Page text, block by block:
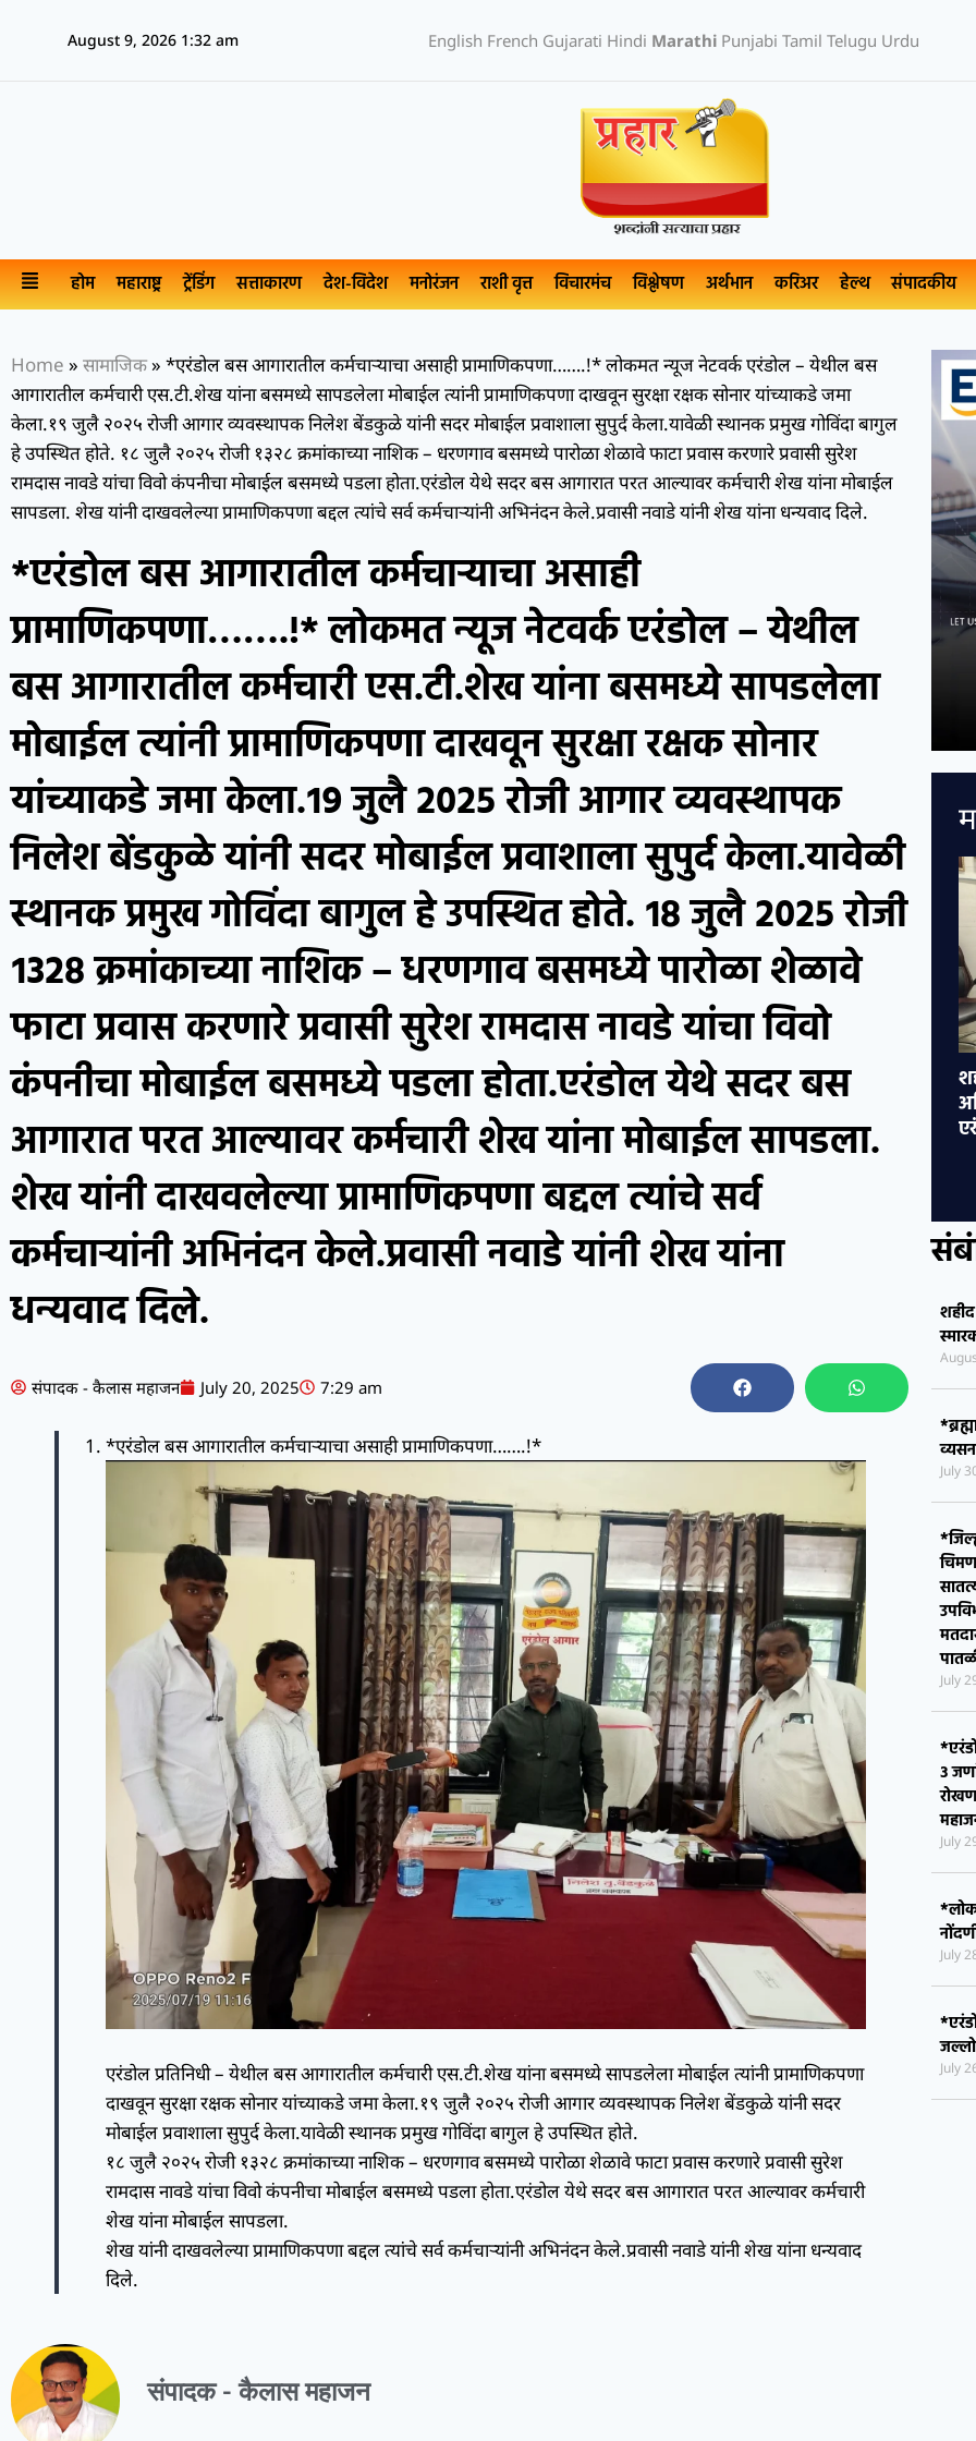
August 9, 2026 1:32 am English French Gujarati Hindi Marathi Punjabi Tamil Telugu Urdu
होम महाराष्ट्र ट्रेंडिंग सत्ताकारण देश-विदेश मनोरंजन राशी वृत्त विचारमंच विश्लेषण अर्थभान करिअर हेल्थ संपादकीय
Home » सामाजिक» *एरंडोल बस आगारातील कर्मचाऱ्याचा असाही प्रामाणिकपणा…….!* लोकमत न्यूज नेटवर्क एरंडोल – येथील बस
आगारातील कर्मचारी एस.टी.शेख यांना बसमध्ये सापडलेला मोबाईल त्यांनी प्रामाणिकपणा दाखवून सुरक्षा रक्षक सोनार यांच्याकडे जमा
केला.१९ जुलै २०२५ रोजी आगार व्यवस्थापक निलेश बेंडकुळे यांनी सदर मोबाईल प्रवाशाला सुपुर्द केला.यावेळी स्थानक प्रमुख गोविंदा बागुल
हे उपस्थित होते. १८ जुलै २०२५ रोजी १३२८ क्रमांकाच्या नाशिक – धरणगाव बसमध्ये पारोळा शेळावे फाटा प्रवास करणारे प्रवासी सुरेश
रामदास नावडे यांचा विवो कंपनीचा मोबाईल बसमध्ये पडला होता.एरंडोल येथे सदर बस आगारात परत आल्यावर कर्मचारी शेख यांना मोबाईल
सापडला. शेख यांनी दाखवलेल्या प्रामाणिकपणा बद्दल त्यांचे सर्व कर्मचाऱ्यांनी अभिनंदन केले.प्रवासी नवाडे यांनी शेख यांना धन्यवाद दिले.
*एरंडोल बस आगारातील कर्मचाऱ्याचा असाही
प्रामाणिकपणा…….!* लोकमत न्यूज नेटवर्क एरंडोल – येथील
बस आगारातील कर्मचारी एस.टी.शेख यांना बसमध्ये सापडलेला
मोबाईल त्यांनी प्रामाणिकपणा दाखवून सुरक्षा रक्षक सोनार
यांच्याकडे जमा केला.१९ जुलै २०२५ रोजी आगार व्यवस्थापक
निलेश बेंडकुळे यांनी सदर मोबाईल प्रवाशाला सुपुर्द केला.यावेळी
स्थानक प्रमुख गोविंदा बागुल हे उपस्थित होते. १८ जुलै २०२५ रोजी
१३२८ क्रमांकाच्या नाशिक – धरणगाव बसमध्ये पारोळा शेळावे
फाटा प्रवास करणारे प्रवासी सुरेश रामदास नावडे यांचा विवो
कंपनीचा मोबाईल बसमध्ये पडला होता.एरंडोल येथे सदर बस
आगारात परत आल्यावर कर्मचारी शेख यांना मोबाईल सापडला.
शेख यांनी दाखवलेल्या प्रामाणिकपणा बद्दल त्यांचे सर्व
कर्मचाऱ्यांनी अभिनंदन केले.प्रवासी नवाडे यांनी शेख यांना
धन्यवाद दिले.
संपादक - कैलास महाजन July 20, 2025 7:29 am
*एरंडोल बस आगारातील कर्मचाऱ्याचा असाही प्रामाणिकपणा…….!*
एरंडोल प्रतिनिधी – येथील बस आगारातील कर्मचारी एस.टी.शेख यांना बसमध्ये सापडलेला मोबाईल त्यांनी प्रामाणिकपणा
दाखवून सुरक्षा रक्षक सोनार यांच्याकडे जमा केला.१९ जुलै २०२५ रोजी आगार व्यवस्थापक निलेश बेंडकुळे यांनी सदर
मोबाईल प्रवाशाला सुपुर्द केला.यावेळी स्थानक प्रमुख गोविंदा बागुल हे उपस्थित होते.
१८ जुलै २०२५ रोजी १३२८ क्रमांकाच्या नाशिक – धरणगाव बसमध्ये पारोळा शेळावे फाटा प्रवास करणारे प्रवासी सुरेश
रामदास नावडे यांचा विवो कंपनीचा मोबाईल बसमध्ये पडला होता.एरंडोल येथे सदर बस आगारात परत आल्यावर कर्मचारी
शेख यांना मोबाईल सापडला.
शेख यांनी दाखवलेल्या प्रामाणिकपणा बद्दल त्यांचे सर्व कर्मचाऱ्यांनी अभिनंदन केले.प्रवासी नवाडे यांनी शेख यांना धन्यवाद
दिले.
संपादक - कैलास महाजन
शहीद राजेंद्र धनाजी ठाकरे यांच्या स्मृतींना
अभिवादन; स्मारकासाठी पवित्र माती संकलित
एरंडोल प्रतिनिधी =
July
July
३
July
July
July